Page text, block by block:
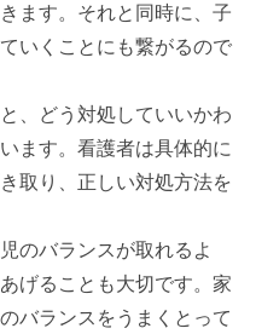
ます。それと同時に、子
いくことにも繋がるので
、どう対処していいかわ
ます。看護者は具体的に
取り、正しい対処方法を
のバランスが取れるよ
げることも大切です。家
バランスをうまくとって